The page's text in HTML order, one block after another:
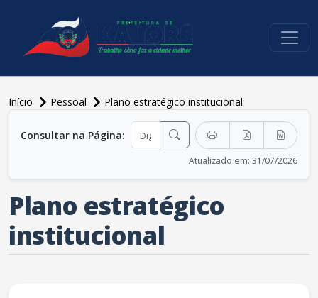
Início Pessoal
Plano estratégico institucional
Consultar na Página:
Atualizado em: 31/07/2026
Plano estratégico
institucional